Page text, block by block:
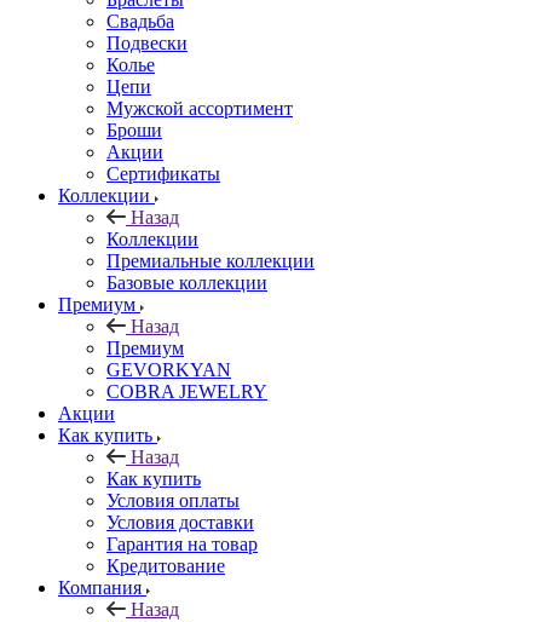
Свадьба
Подвески
Колье
Цепи
Мужской ассортимент
Броши
Акции
Сертификаты
Коллекции
Назад
Коллекции
Премиальные коллекции
Базовые коллекции
Премиум
Назад
Премиум
GEVORKYAN
COBRA JEWELRY
Акции
Как купить
Назад
Как купить
Условия оплаты
Условия доставки
Гарантия на товар
Кредитование
Компания
Назад